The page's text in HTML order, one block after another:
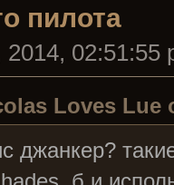
пилота
2014, 02:51:55
Loves Lue
джанкер?